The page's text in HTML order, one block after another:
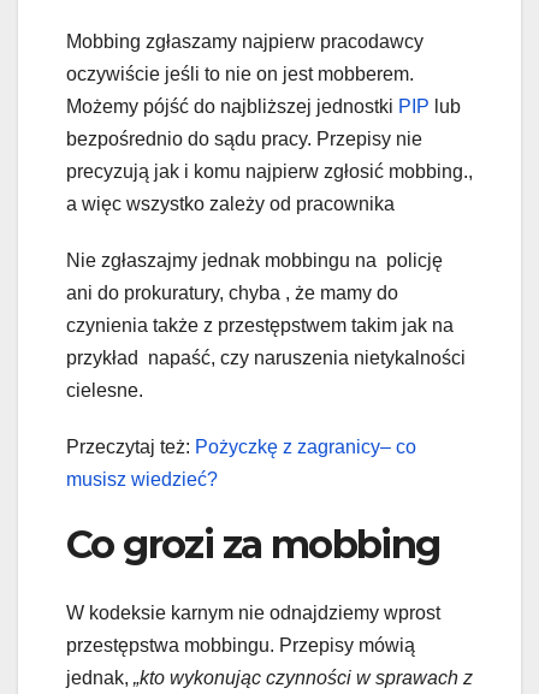
Mobbing zgłaszamy najpierw pracodawcy
oczywiście jeśli to nie on jest mobberem.
Możemy pójść do najbliższej jednostki PIP lub
bezpośrednio do sądu pracy. Przepisy nie
precyzują jak i komu najpierw zgłosić mobbing.,
a więc wszystko zależy od pracownika
Nie zgłaszajmy jednak mobbingu na policję
ani do prokuratury, chyba , że mamy do
czynienia także z przestępstwem takim jak na
przykład napaść, czy naruszenia nietykalności
cielesne.
Przeczytaj też: Pożyczkę z zagranicy– co
musisz wiedzieć?
Co grozi za mobbing
W kodeksie karnym nie odnajdziemy wprost
przestępstwa mobbingu. Przepisy mówią
jednak, „kto wykonując czynności w sprawach z